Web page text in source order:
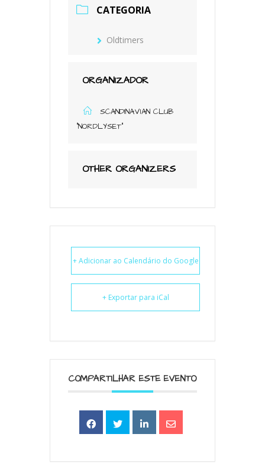
CATEGORIA
Oldtimers
ORGANIZADOR
SCANDINAVIAN CLUB
"NORDLYSET"
OTHER ORGANIZERS
+ Adicionar ao Calendário do Google
+ Exportar para iCal
COMPARTILHAR ESTE EVENTO